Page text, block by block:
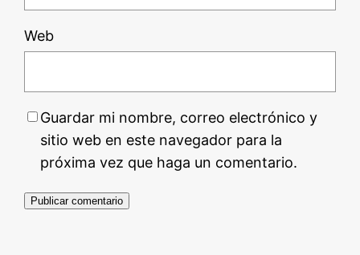
Web
Guardar mi nombre, correo electrónico y
sitio web en este navegador para la
próxima vez que haga un comentario.